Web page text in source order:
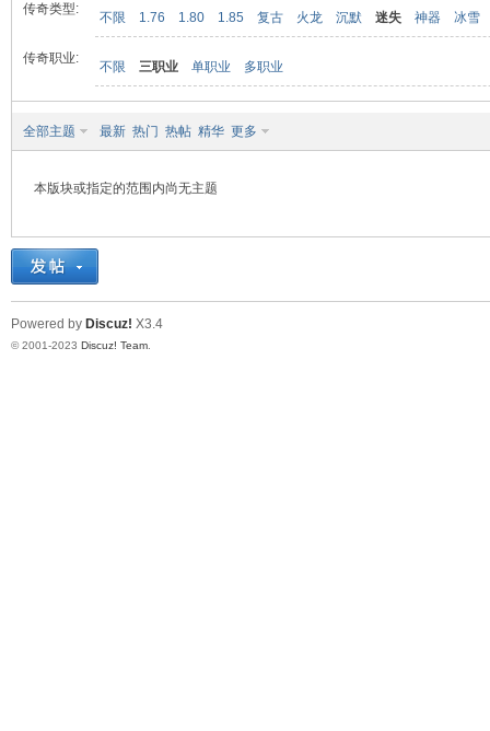
传奇类型:
不限 1.76 1.80 1.85 复古 火龙 沉默 迷失 神器 冰雪
传奇职业:
不限 三职业 单职业 多职业
全部主题 最新 热门 热帖 精华 更多
本版块或指定的范围内尚无主题
Powered by Discuz! X3.4
© 2001-2023 Discuz! Team.